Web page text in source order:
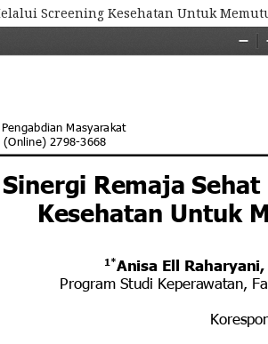
Screening Kesehatan Untuk